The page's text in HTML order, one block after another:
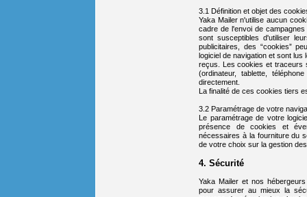
3.1 Définition et objet des
Yaka Mailer n'utilise aucun
cadre de l'envoi de
sont susceptibles d'utiliser
publicitaires, des “cookies”
logiciel de navigation et sont
reçus. Les cookies et traceurs
(ordinateur, tablette,
directement.
La finalité de ces cookies tiers
3.2 Paramétrage de votre
Le paramétrage de votre
présence de cookies et
nécessaires à la fourniture du
de votre choix sur la gestion
4. Sécurité
Yaka Mailer et nos
pour assurer au mieux la